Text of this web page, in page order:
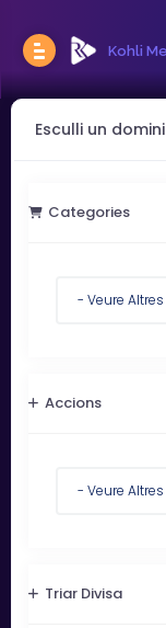
Kohli
Esculli un domini
Categories
Accions
Triar Divisa